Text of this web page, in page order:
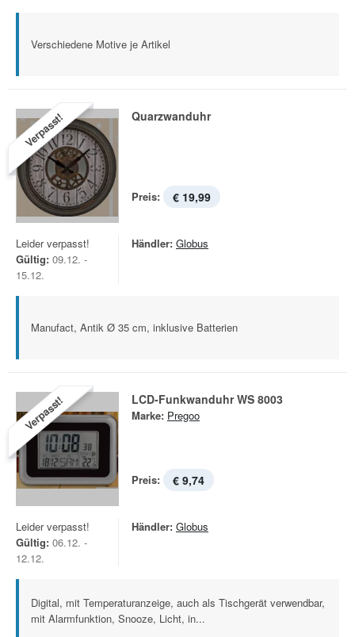
Verschiedene Motive je Artikel
Verpasst! Quarzwanduhr
Preis: € 19,99
Leider verpasst!
Gültig: 09.12. -
15.12.
Händler: Globus
Manufact, Antik Ø 35 cm, inklusive Batterien
Verpasst! LCD-Funkwanduhr WS 8003
Marke: Pregoo
Preis: € 9,74
Leider verpasst!
Gültig: 06.12. -
12.12.
Händler: Globus
Digital, mit Temperaturanzeige, auch als Tischgerät verwendbar,
mit Alarmfunktion, Snooze, Licht, in...